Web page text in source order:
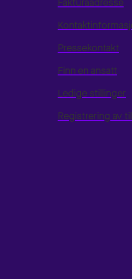
Fakturaadresse
Pressekontakt
Finn en ansatt
Ledige stillinger
Registrering av